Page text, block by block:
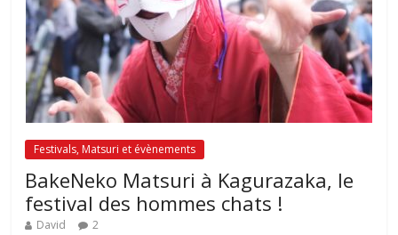
Festivals, Matsuri et évènements
BakeNeko Matsuri à Kagurazaka, le
festival des hommes chats !
David 2